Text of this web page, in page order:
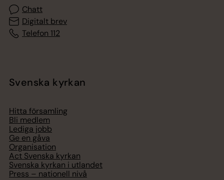
Chatt
Digitalt brev
Telefon 112
Svenska kyrkan
Hitta församling
Bli medlem
Lediga jobb
Ge en gåva
Organisation
Act Svenska kyrkan
Svenska kyrkan i utlandet
Press – nationell nivå